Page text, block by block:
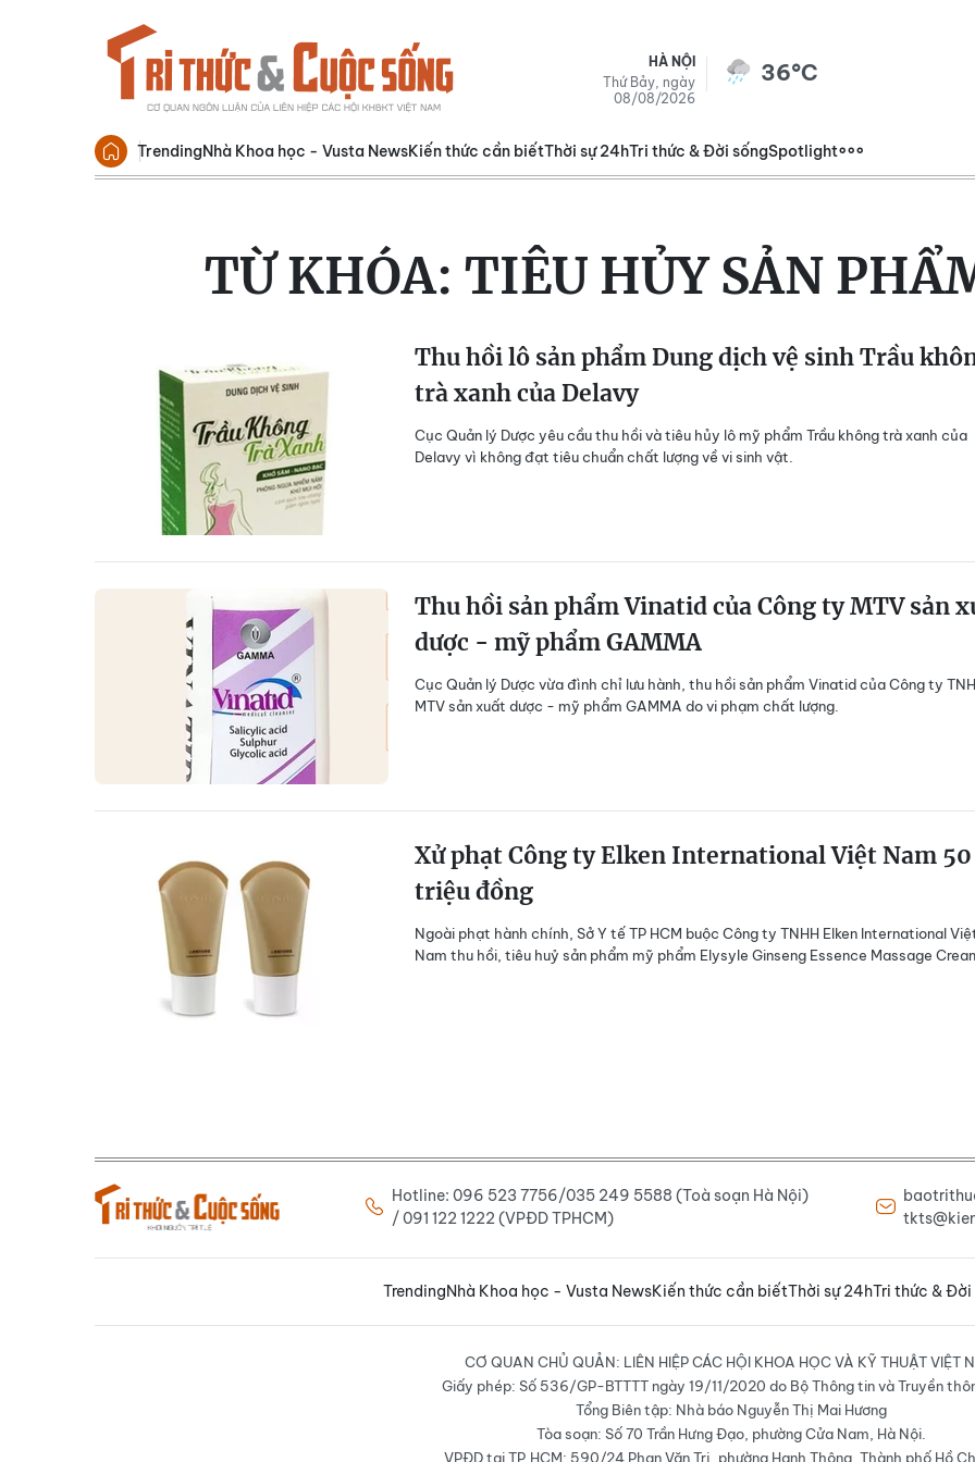
HÀ NỘI
Thứ Bảy, ngày
08/08/2026
36°C
TrendingNhà Khoa học - Vusta NewsKiến thức cần biếtThời sự 24hTri thức & Đời sốngSpotlight
TỪ KHÓA: TIÊU HỦY SẢN
Thu hồi lô sản phẩm Dung dịch vệ sinh Trầu
trà xanh của Delavy
Cục Quản lý Dược yêu cầu thu hồi và tiêu hủy lô mỹ phẩm Trầu không trà xanh của
Delavy vì không đạt tiêu chuẩn chất lượng về vi sinh vật.
Thu hồi sản phẩm Vinatid của Công ty MTV sản
dược - mỹ phẩm GAMMA
Cục Quản lý Dược vừa đình chỉ lưu hành, thu hồi sản phẩm Vinatid của Công ty
MTV sản xuất dược - mỹ phẩm GAMMA do vi phạm chất lượng.
Xử phạt Công ty Elken International Việt Nam 50
triệu đồng
Ngoài phạt hành chính, Sở Y tế TP HCM buộc Công ty TNHH Elken International
Nam thu hồi, tiêu huỷ sản phẩm mỹ phẩm Elysyle Ginseng Essence Massage
Hotline: 096 523 7756/035 249 5588 (Toà soạn Hà Nội)
/ 091 122 1222 (VPĐD TPHCM)
TrendingNhà Khoa học - Vusta NewsKiến thức cần biếtThời sự 24hTri thức & Đời
CƠ QUAN CHỦ QUẢN: LIÊN HIỆP CÁC HỘI KHOA HỌC VÀ KỸ THUẬT VIỆT
Giấy phép: Số 536/GP-BTTTT ngày 19/11/2020 do Bộ Thông tin và Truyền
Tổng Biên tập: Nhà báo Nguyễn Thị Mai Hương
Tòa soạn: Số 70 Trần Hưng Đạo, phường Cửa Nam, Hà Nội.
VPĐD tại TP.HCM: 590/24 Phan Văn Trị, phường Hạnh Thông, Thành phố Hồ